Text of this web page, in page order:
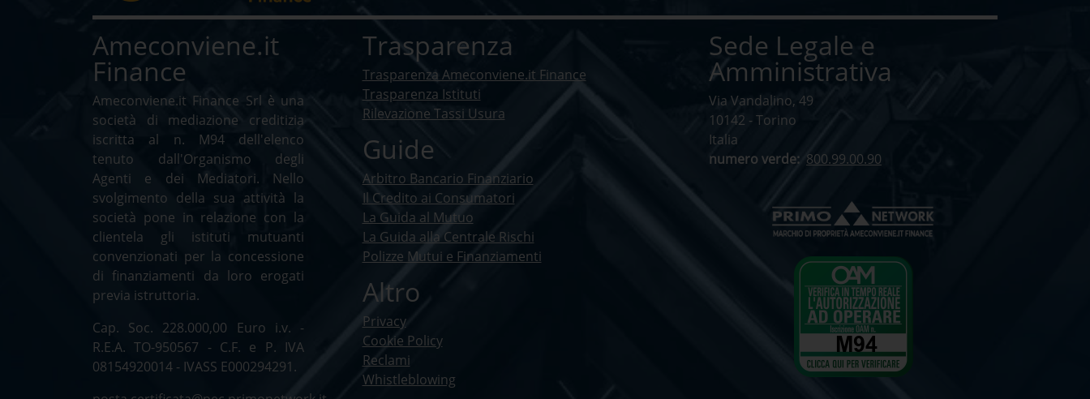
Ameconviene.it
Finance
Ameconviene.it Finance Srl è una
società di mediazione creditizia
iscritta al n. M94 dell'elenco
tenuto dall'Organismo degli
Agenti e dei Mediatori. Nello
svolgimento della sua attività la
società pone in relazione con la
clientela gli istituti mutuanti
convenzionati per la concessione
di finanziamenti da loro erogati
previa istruttoria.
Cap. Soc. 228.000,00 Euro i.v. -
R.E.A. TO-950567 - C.F. e P. IVA
08154920014 - IVASS E000294291.
Trasparenza
Trasparenza Ameconviene.it Finance
Trasparenza Istituti
Rilevazione Tassi Usura
Guide
Arbitro Bancario Finanziario
Il Credito ai Consumatori
La Guida al Mutuo
La Guida alla Centrale Rischi
Polizze Mutui e Finanziamenti
Altro
Privacy
Cookie Policy
Reclami
Whistleblowing
Sede Legale e
Amministrativa
Via Vandalino, 49
10142 - Torino
Italia
numero verde: 800.99.00.90